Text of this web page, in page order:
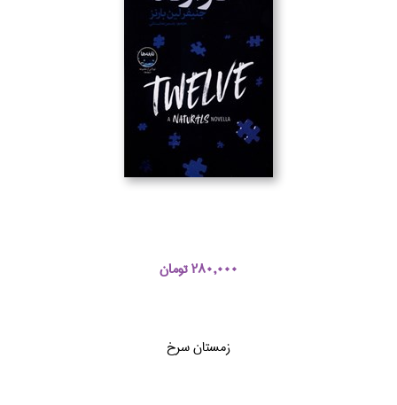
280,000 تومان
زمستان سرخ